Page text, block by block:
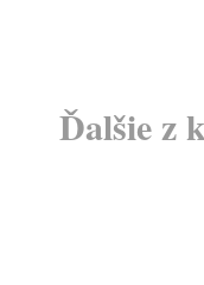
Ďalšie z